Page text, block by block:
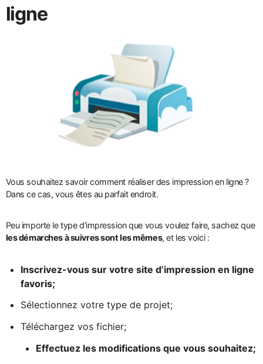
ligne
Vous souhaitez savoir comment réaliser des impression en ligne ?
Dans ce cas, vous êtes au parfait endroit.
Peu importe le type d’impression que vous voulez faire, sachez que
les démarches à suivres sont les mêmes, et les voici :
Inscrivez-vous sur votre site d’impression en ligne
favoris;
Sélectionnez votre type de projet;
Téléchargez vos fichier;
Effectuez les modifications que vous souhaitez;